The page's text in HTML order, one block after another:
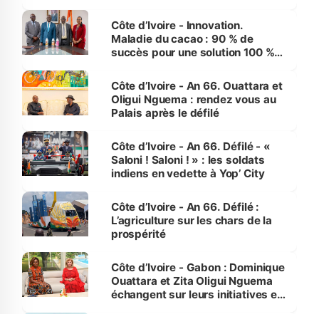
Côte d’Ivoire - Innovation.
Maladie du cacao : 90 % de
succès pour une solution 100 %
Côte d’Ivoire - An 66. Ouattara et
Oligui Nguema : rendez vous au
Palais après le défilé
Côte d’Ivoire - An 66. Défilé - «
Saloni ! Saloni ! » : les soldats
indiens en vedette à Yop’ City
Côte d’Ivoire - An 66. Défilé :
L’agriculture sur les chars de la
prospérité
Côte d’Ivoire - Gabon : Dominique
Ouattara et Zita Oligui Nguema
échangent sur leurs initiatives en